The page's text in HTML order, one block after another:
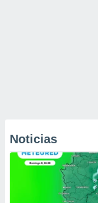
Noticias